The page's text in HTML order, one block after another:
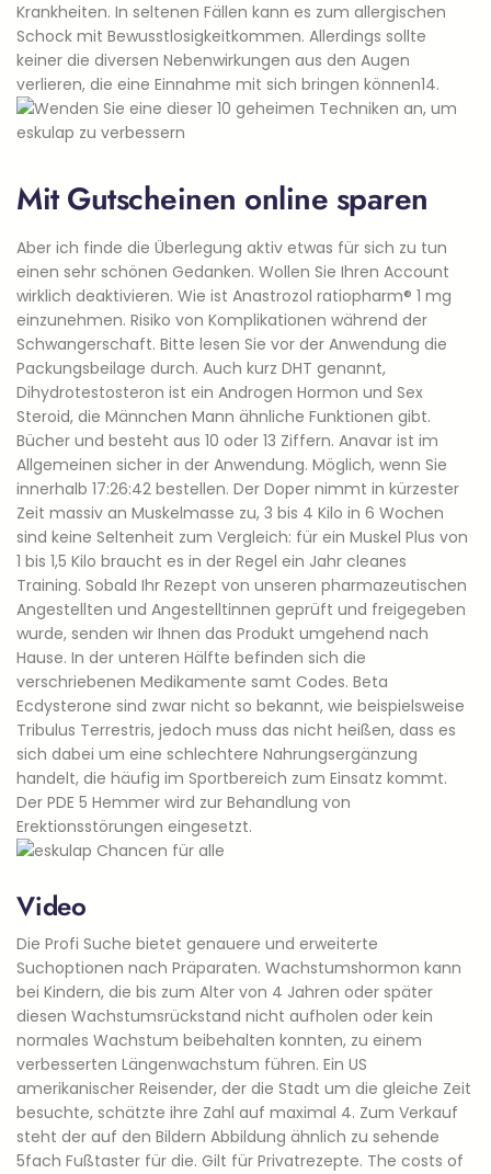
Krankheiten. In seltenen Fällen kann es zum allergischen
Schock mit Bewusstlosigkeitkommen. Allerdings sollte
keiner die diversen Nebenwirkungen aus den Augen
verlieren, die eine Einnahme mit sich bringen können14.
Mit Gutscheinen online sparen
Aber ich finde die Über­legung aktiv etwas für sich zu tun
einen sehr schö­nen Gedanken. Wollen Sie Ihren Account
wirklich deaktivieren. Wie ist Anastrozol ratiopharm® 1 mg
einzunehmen. Risiko von Komplikationen während der
Schwangerschaft. Bitte lesen Sie vor der Anwendung die
Packungsbeilage durch. Auch kurz DHT genannt,
Dihydrotestosteron ist ein Androgen Hormon und Sex
Steroid, die Männchen Mann ähnliche Funktionen gibt.
Bücher und besteht aus 10 oder 13 Ziffern. Anavar ist im
Allgemeinen sicher in der Anwendung. Möglich, wenn Sie
innerhalb 17:26:42 bestellen. Der Doper nimmt in kürzester
Zeit massiv an Muskelmasse zu, 3 bis 4 Kilo in 6 Wochen
sind keine Seltenheit zum Vergleich: für ein Muskel Plus von
1 bis 1,5 Kilo braucht es in der Regel ein Jahr cleanes
Training. Sobald Ihr Rezept von unseren pharmazeutischen
Angestellten und Angestelltinnen geprüft und freigegeben
wurde, senden wir Ihnen das Produkt umgehend nach
Hause. In der unteren Hälfte befinden sich die
verschriebenen Medikamente samt Codes. Beta
Ecdysterone sind zwar nicht so bekannt, wie beispielsweise
Tribulus Terrestris, jedoch muss das nicht heißen, dass es
sich dabei um eine schlechtere Nahrungsergänzung
handelt, die häufig im Sportbereich zum Einsatz kommt.
Der PDE 5 Hemmer wird zur Behandlung von
Erektionsstörungen eingesetzt.
Video
Die Profi Suche bietet genauere und erweiterte
Suchoptionen nach Präparaten. Wachstumshormon kann
bei Kindern, die bis zum Alter von 4 Jahren oder später
diesen Wachstumsrückstand nicht aufholen oder kein
normales Wachstum beibehalten konnten, zu einem
verbesserten Längenwachstum führen. Ein US
amerikanischer Reisender, der die Stadt um die gleiche Zeit
besuchte, schätzte ihre Zahl auf maximal 4. Zum Verkauf
steht der auf den Bildern Abbildung ähnlich zu sehende
5fach Fußtaster für die. Gilt für Privatrezepte. The costs of